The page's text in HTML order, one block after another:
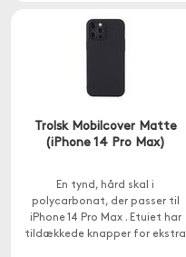
Trolsk Mobilcover Matte
(iPhone 14 Pro Max)
En tynd, hård skal i
polycarbonat, der passer til
iPhone 14 Pro Max . Etuiet har
tildækkede knapper for ekstra